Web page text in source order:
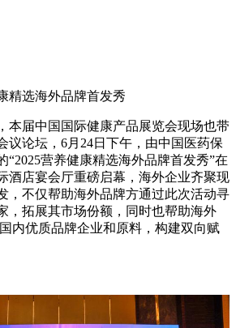
精选海外品牌首发秀
本届中国国际健康产品展览会现场也带
议论坛，6月24日下午，由中国医药保
“2025营养健康精选海外品牌首发秀”在
酒店宴会厅重磅启幕，海外企业齐聚现
，不仅帮助海外品牌方通过此次活动寻
，拓展其市场份额，同时也帮助海外
内优质品牌企业和原料，构建双向赋